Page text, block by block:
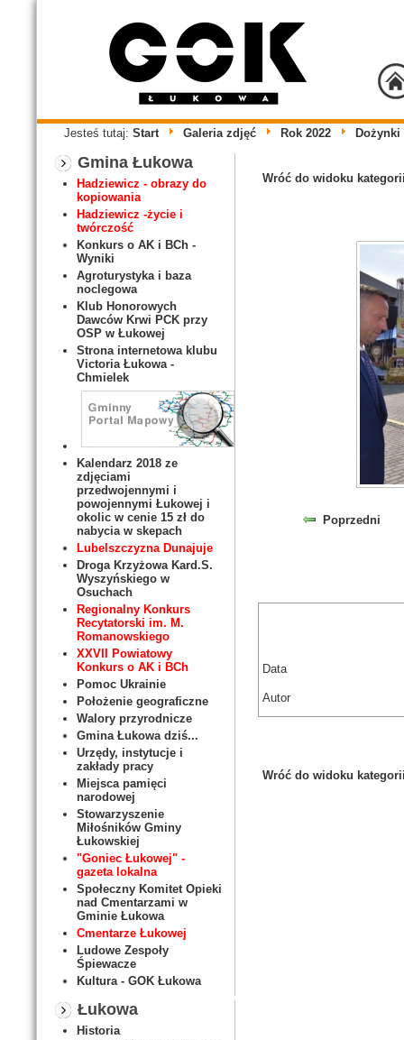
Jesteś tutaj: Start Galeria zdjęć Rok 2022
Gmina Łukowa
Hadziewicz - obrazy do
kopiowania
Hadziewicz -życie i
twórczość
Konkurs o AK i BCh -
Wyniki
Agroturystyka i baza
noclegowa
Klub Honorowych
Dawców Krwi PCK przy
OSP w Łukowej
Strona internetowa klubu
Victoria Łukowa -
Chmielek
Kalendarz 2018 ze
zdjęciami
przedwojennymi i
powojennymi Łukowej i
okolic w cenie 15 zł do
nabycia w skepach
Lubelszczyzna Dunajuje
Droga Krzyżowa Kard.S.
Wyszyńskiego w
Osuchach
Regionalny Konkurs
Recytatorski im. M.
Romanowskiego
XXVII Powiatowy
Konkurs o AK i BCh
Pomoc Ukrainie
Położenie geograficzne
Walory przyrodnicze
Gmina Łukowa dziś...
Urzędy, instytucje i
zakłady pracy
Miejsca pamięci
narodowej
Stowarzyszenie
Miłośników Gminy
Łukowskiej
"Goniec Łukowej" -
gazeta lokalna
Społeczny Komitet Opieki
nad Cmentarzami w
Gminie Łukowa
Cmentarze Łukowej
Ludowe Zespoły
Śpiewacze
Kultura - GOK Łukowa
Łukowa
Historia
Wróć do widoku
Poprzedni
Data
Autor
Wróć do widoku